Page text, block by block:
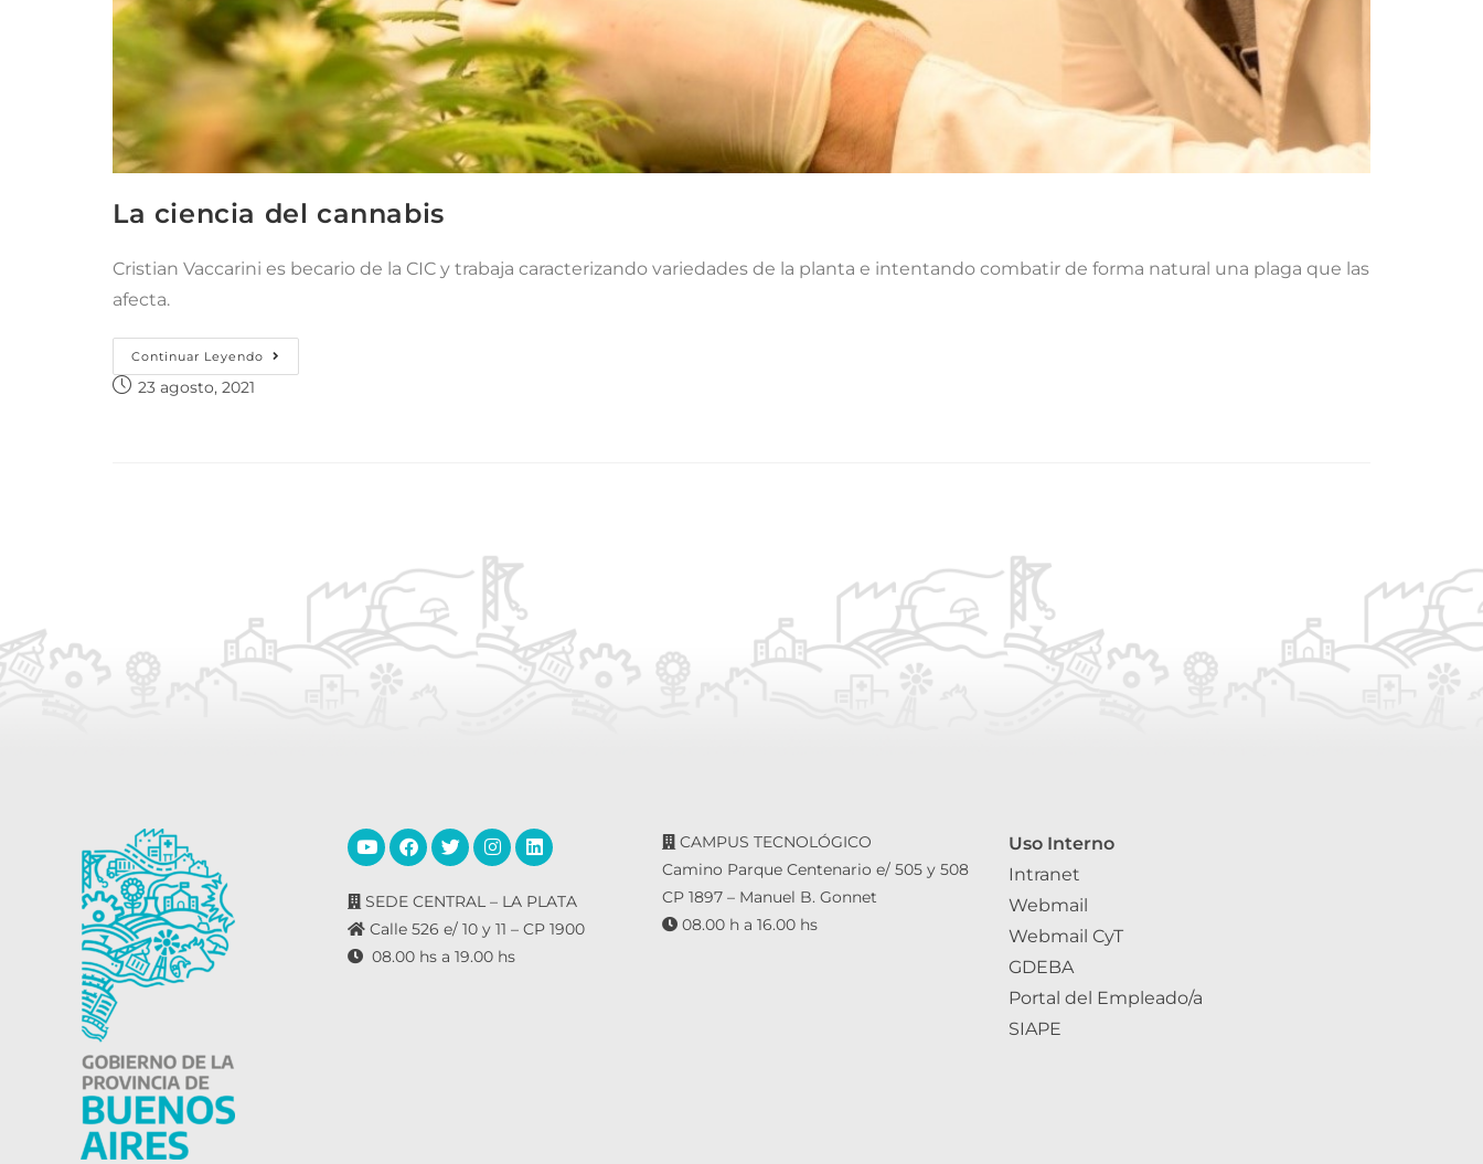
La ciencia del cannabis
Cristian Vaccarini es becario de la CIC y trabaja caracterizando variedades de la planta e intentando combatir de forma natural una plaga que las
afecta.
Continuar Leyendo
23 agosto, 2021
SEDE CENTRAL – LA PLATA
Calle 526 e/ 10 y 11 – CP 1900
08.00 hs a 19.00 hs
CAMPUS TECNOLÓGICO
Camino Parque Centenario e/ 505 y 508
CP 1897 – Manuel B. Gonnet
08.00 h a 16.00 hs
Uso Interno
Intranet
Webmail
Webmail CyT
GDEBA
Portal del Empleado/a
SIAPE